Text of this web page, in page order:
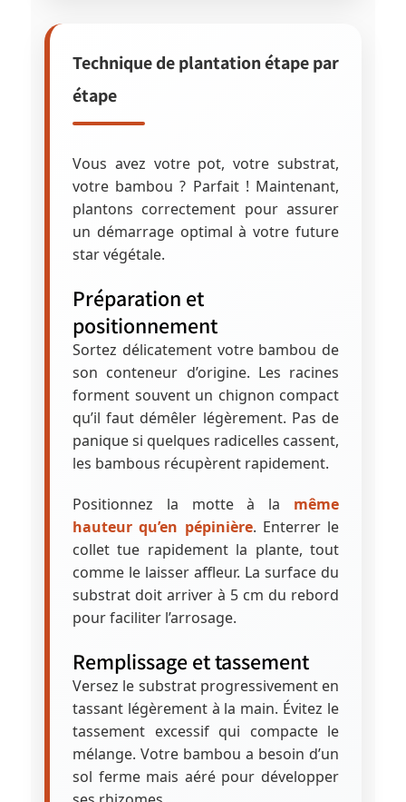
Technique de plantation étape par
étape
Vous avez votre pot, votre substrat,
votre bambou ? Parfait ! Maintenant,
plantons correctement pour assurer
un démarrage optimal à votre future
star végétale.
Préparation et
positionnement
Sortez délicatement votre bambou de
son conteneur d’origine. Les racines
forment souvent un chignon compact
qu’il faut démêler légèrement. Pas de
panique si quelques radicelles cassent,
les bambous récupèrent rapidement.
Positionnez la motte à la même
hauteur qu’en pépinière. Enterrer le
collet tue rapidement la plante, tout
comme le laisser affleur. La surface du
substrat doit arriver à 5 cm du rebord
pour faciliter l’arrosage.
Remplissage et tassement
Versez le substrat progressivement en
tassant légèrement à la main. Évitez le
tassement excessif qui compacte le
mélange. Votre bambou a besoin d’un
sol ferme mais aéré pour développer